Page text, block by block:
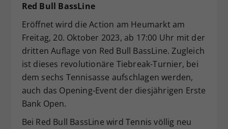
Red Bull BassLine
Eröffnet wird die Action am Heumarkt am
Freitag, 20. Oktober 2023, ab 17:00 Uhr mit der
dritten Auflage von Red Bull BassLine. Zugleich
ist dieses revolutionäre Tiebreak-Turnier, bei
dem sechs Tennisasse aufschlagen werden,
auch das Opening-Event der diesjährigen Erste
Bank Open.
Bei Red Bull BassLine wird Tennis völlig neu